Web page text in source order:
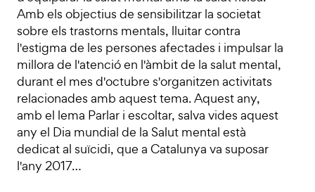
Amb els objectius de sensibilitzar la societat
sobre els trastorns mentals, lluitar contra
l'estigma de les persones afectades i impulsar la
millora de l'atenció en l'àmbit de la salut mental,
durant el mes d'octubre s'organitzen activitats
relacionades amb aquest tema. Aquest any,
amb el lema Parlar i escoltar, salva vides aquest
any el Dia mundial de la Salut mental està
dedicat al suïcidi, que a Catalunya va suposar
l'any 2017…